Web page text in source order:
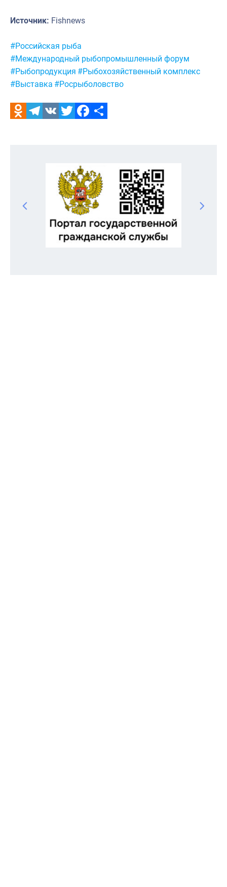
Источник: Fishnews
Метки:
#Российская рыба
#Международный рыбопромышленный форум
#Рыбопродукция #Рыбохозяйственный комплекс
#Выставка #Росрыболовство